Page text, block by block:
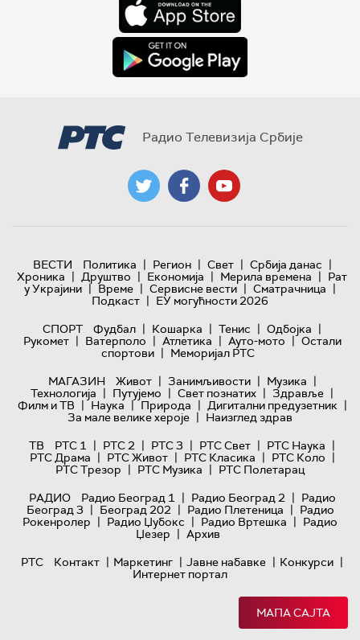
Радио Телевизија Србије
ВЕСТИ Политика | Регион | Свет | Србија данас |
Хроника | Друштво | Економија | Мерила времена | Рат
у Украјини | Време | Сервисне вести | Сматрачница |
Подкаст | ЕУ могућности 2026
СПОРТ
Фудбал | Кошарка | Тенис | Одбојка |
Рукомет | Ватерполо | Атлетика | Ауто-мото | Остали
спортови | Меморијал РТС
МАГАЗИН
Живот | Занимљивости | Музика |
Технологијa | Путујемо | Свет познатих | Здравље |
Филм и ТВ | Наука | Природа | Дигитални предузетник |
За мале велике хероје | Наизглед здрав
ТВ
РТС 1 | РТС 2 | РТС 3 | РТС Свет | РТС Наука |
РТС Драма | РТС Живот | РТС Класика | РТС Коло |
РТС Трезор | РТС Музика | РТС Полетарац
РАДИО
Радио Београд 1 | Радио Београд 2 | Радио
Београд 3 | Београд 202 | Радио Плетеница | Радио
Рокенролер | Радио Џубокс | Радио Вртешка | Радио
Џезер | Архив
РТС
Контакт | Маркетинг | Јавне набавке | Конкурси |
Интернет портал
МАПА САЈТА